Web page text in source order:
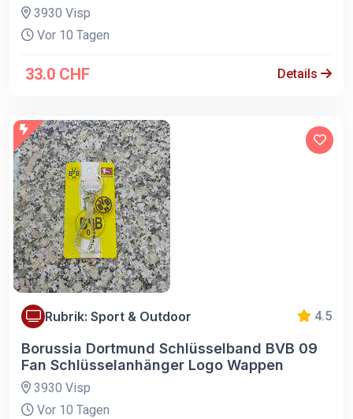
3930 Visp
Vor 10 Tagen
33.0 CHF Details
Rubrik: Sport & Outdoor 4.5
Borussia Dortmund Schlüsselband BVB 09
Fan Schlüsselanhänger Logo Wappen
3930 Visp
Vor 10 Tagen